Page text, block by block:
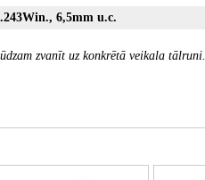
6,5mm u.c.
zvanīt uz konkrētā veikala tālruni.